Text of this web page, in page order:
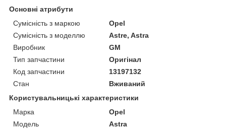
Основні атрибути
Сумісність з маркою
Opel
Сумісність з моделлю
Astre, Astra
Виробник
GM
Тип запчастини
Оригінал
Код запчастини
13197132
Стан
Вживаний
Користувальницькі характеристики
Марка
Opel
Модель
Astra